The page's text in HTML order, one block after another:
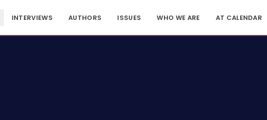
INTERVIEWS AUTHORS ISSUES WHO WE ARE AT CALENDAR